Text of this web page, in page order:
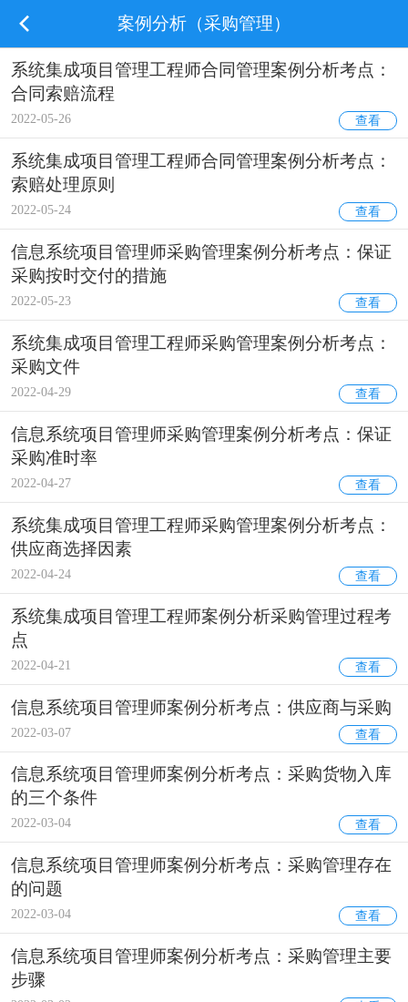
案例分析（采购管理）
系统集成项目管理工程师合同管理案例分析考点：
合同索赔流程
2022-05-26 查看
系统集成项目管理工程师合同管理案例分析考点：
索赔处理原则
2022-05-24 查看
信息系统项目管理师采购管理案例分析考点：保证
采购按时交付的措施
2022-05-23 查看
系统集成项目管理工程师采购管理案例分析考点：
采购文件
2022-04-29 查看
信息系统项目管理师采购管理案例分析考点：保证
采购准时率
2022-04-27 查看
系统集成项目管理工程师采购管理案例分析考点：
供应商选择因素
2022-04-24 查看
系统集成项目管理工程师案例分析采购管理过程考
点
2022-04-21 查看
信息系统项目管理师案例分析考点：供应商与采购
2022-03-07 查看
信息系统项目管理师案例分析考点：采购货物入库
的三个条件
2022-03-04 查看
信息系统项目管理师案例分析考点：采购管理存在
的问题
2022-03-04 查看
信息系统项目管理师案例分析考点：采购管理主要
步骤